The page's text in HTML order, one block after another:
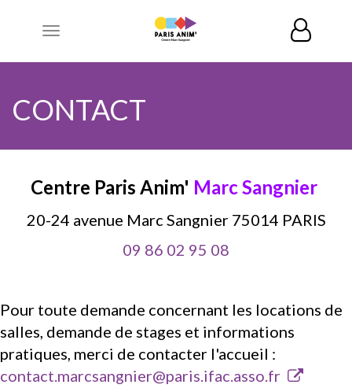
Toggle
CONTACT
Centre Paris Anim' Marc Sangnier
20-24 avenue Marc Sangnier 75014 PARIS
09 86 02 95 08
Pour toute demande concernant les locations de
salles, demande de stages et informations
pratiques, merci de contacter l'accueil :
contact.marcsangnier@paris.ifac.asso.fr